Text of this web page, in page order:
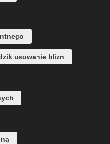
usuwanie blizn